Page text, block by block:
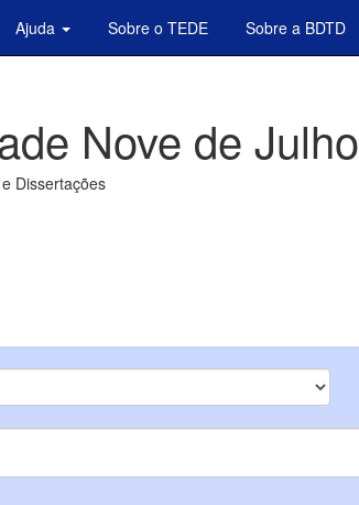
Ajuda Sobre o TEDE Sobre a BDTD
Nove de Julho
Dissertações